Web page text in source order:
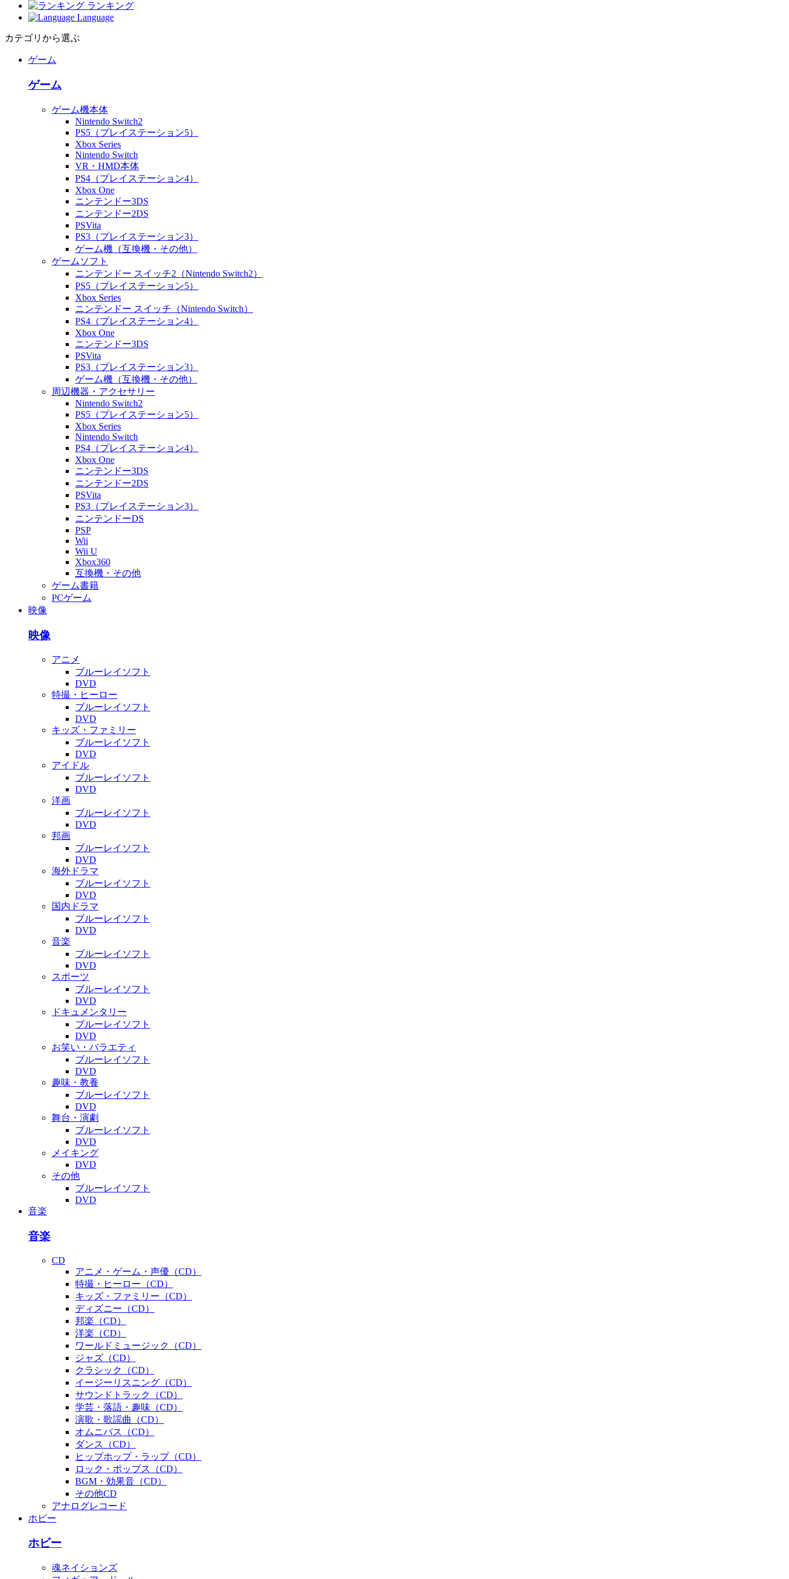
ランキング
Language
カテゴリから選ぶ
ゲーム
ゲーム
ゲーム機本体
Nintendo Switch2
PS5（プレイステーション5）
Xbox Series
Nintendo Switch
VR・HMD本体
PS4（プレイステーション4）
Xbox One
ニンテンドー3DS
ニンテンドー2DS
PSVita
PS3（プレイステーション3）
ゲーム機（互換機・その他）
ゲームソフト
ニンテンドー スイッチ2（Nintendo Switch2）
PS5（プレイステーション5）
Xbox Series
ニンテンドー スイッチ（Nintendo Switch）
PS4（プレイステーション4）
Xbox One
ニンテンドー3DS
PSVita
PS3（プレイステーション3）
ゲーム機（互換機・その他）
周辺機器・アクセサリー
Nintendo Switch2
PS5（プレイステーション5）
Xbox Series
Nintendo Switch
PS4（プレイステーション4）
Xbox One
ニンテンドー3DS
ニンテンドー2DS
PSVita
PS3（プレイステーション3）
ニンテンドーDS
PSP
Wii
Wii U
Xbox360
互換機・その他
ゲーム書籍
PCゲーム
映像
映像
アニメ
ブルーレイソフト
DVD
特撮・ヒーロー
ブルーレイソフト
DVD
キッズ・ファミリー
ブルーレイソフト
DVD
アイドル
ブルーレイソフト
DVD
洋画
ブルーレイソフト
DVD
邦画
ブルーレイソフト
DVD
海外ドラマ
ブルーレイソフト
DVD
国内ドラマ
ブルーレイソフト
DVD
音楽
ブルーレイソフト
DVD
スポーツ
ブルーレイソフト
DVD
ドキュメンタリー
ブルーレイソフト
DVD
お笑い・バラエティ
ブルーレイソフト
DVD
趣味・教養
ブルーレイソフト
DVD
舞台・演劇
ブルーレイソフト
DVD
メイキング
DVD
その他
ブルーレイソフト
DVD
音楽
音楽
CD
アニメ・ゲーム・声優（CD）
特撮・ヒーロー（CD）
キッズ・ファミリー（CD）
ディズニー（CD）
邦楽（CD）
洋楽（CD）
ワールドミュージック（CD）
ジャズ（CD）
クラシック（CD）
イージーリスニング（CD）
サウンドトラック（CD）
学芸・落語・趣味（CD）
演歌・歌謡曲（CD）
オムニバス（CD）
ダンス（CD）
ヒップホップ・ラップ（CD）
ロック・ポップス（CD）
BGM・効果音（CD）
その他CD
アナログレコード
ホビー
ホビー
魂ネイションズ